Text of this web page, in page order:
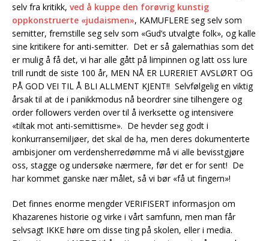
selv fra kritikk, ved å kuppe den forøvrig kunstig
oppkonstruerte «judaismen», KAMUFLERE seg selv som
semitter, fremstille seg selv som «Gud’s utvalgte folk», og kalle
sine kritikere for anti-semitter. Det er så galemathias som det
er mulig å få det, vi har alle gått på limpinnen og latt oss lure
trill rundt de siste 100 år, MEN NÅ ER LURERIET AVSLØRT OG
PÅ GOD VEI TIL Å BLI ALLMENT KJENT!! Selvfølgelig en viktig
årsak til at de i panikkmodus nå beordrer sine tilhengere og
order followers verden over til å iverksette og intensivere
«tiltak mot anti-semittisme». De hevder seg godt i
konkurransemiljøer, det skal de ha, men deres dokumenterte
ambisjoner om verdensherredømme må vi alle bevisstgjøre
oss, stagge og undersøke nærmere, før det er for sent! De
har kommet ganske nær målet, så vi bør «få ut fingern»!
Det finnes enorme mengder VERIFISERT informasjon om
Khazarenes historie og virke i vårt samfunn, men man får
selvsagt IKKE høre om disse ting på skolen, eller i media.